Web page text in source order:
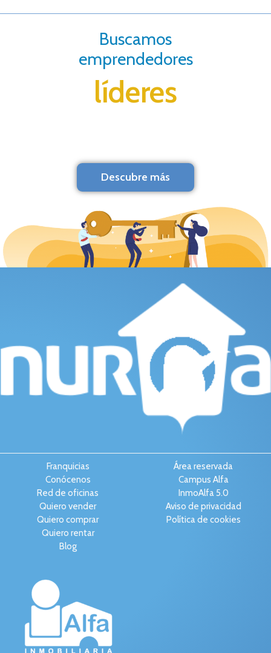
Buscamos
emprendedores
líderes
Descubre más
Franquicias
Conócenos
Red de oficinas
Quiero vender
Quiero comprar
Quiero rentar
Blog
Área reservada
Campus Alfa
InmoAlfa 5.0
Aviso de privacidad
Política de cookies